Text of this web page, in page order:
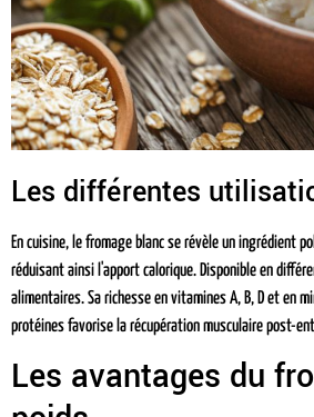
Les différentes
En cuisine, le fromage blanc se révèle un ingrédient
réduisant ainsi l'apport calorique. Disponible en
alimentaires. Sa richesse en vitamines A, B, D et en
protéines favorise la récupération musculaire post-
Les avantages du